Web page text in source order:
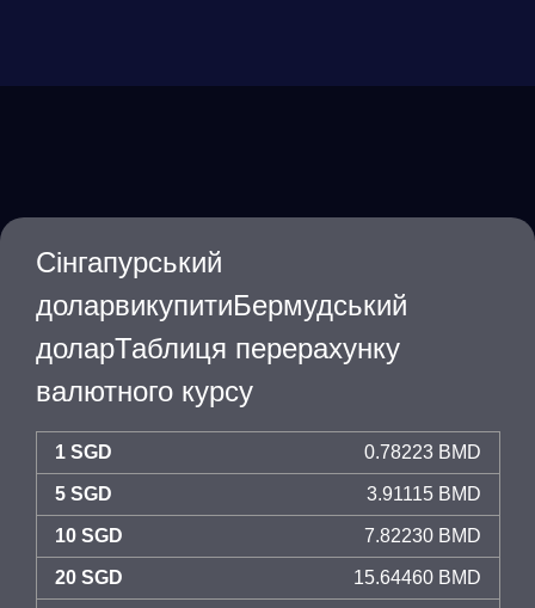
Сінгапурський
доларвикупитиБермудський
доларТаблиця перерахунку
валютного курсу
1 SGD 0.78223 BMD
5 SGD 3.91115 BMD
10 SGD 7.82230 BMD
20 SGD 15.64460 BMD